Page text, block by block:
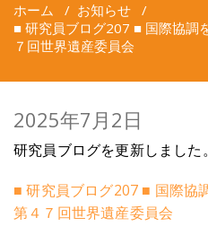
ホーム / お知らせ /
■ 研究員ブログ207 ■ 国際協調
７回世界遺産委員会
2025年7月2日
研究員ブログを更新しました。
■ 研究員ブログ207 ■ 国際協
第４７回世界遺産委員会